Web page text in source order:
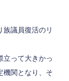
議員復活のリ
立って大きかっ
機関となり、そ